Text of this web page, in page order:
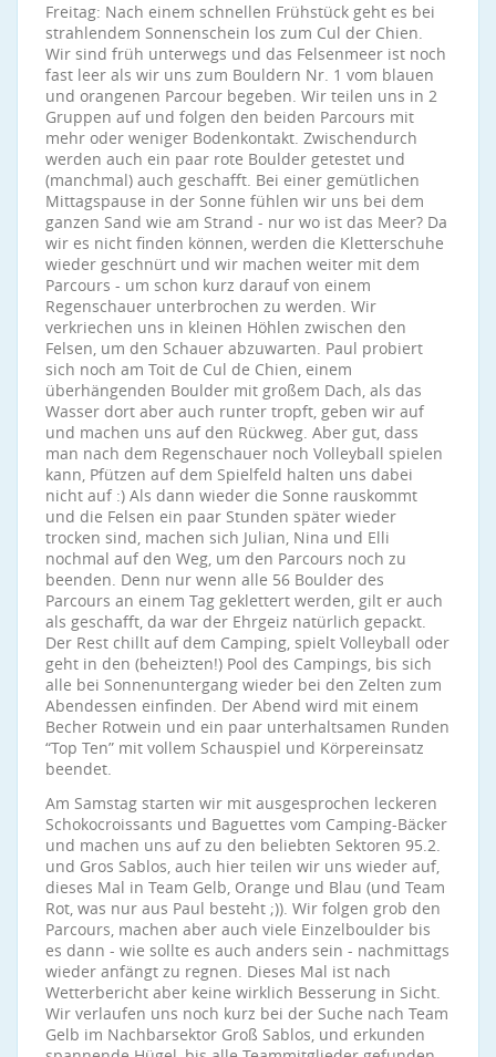
Freitag: Nach einem schnellen Frühstück geht es bei
strahlendem Sonnenschein los zum Cul der Chien.
Wir sind früh unterwegs und das Felsenmeer ist noch
fast leer als wir uns zum Bouldern Nr. 1 vom blauen
und orangenen Parcour begeben. Wir teilen uns in 2
Gruppen auf und folgen den beiden Parcours mit
mehr oder weniger Bodenkontakt. Zwischendurch
werden auch ein paar rote Boulder getestet und
(manchmal) auch geschafft. Bei einer gemütlichen
Mittagspause in der Sonne fühlen wir uns bei dem
ganzen Sand wie am Strand - nur wo ist das Meer? Da
wir es nicht finden können, werden die Kletterschuhe
wieder geschnürt und wir machen weiter mit dem
Parcours - um schon kurz darauf von einem
Regenschauer unterbrochen zu werden. Wir
verkriechen uns in kleinen Höhlen zwischen den
Felsen, um den Schauer abzuwarten. Paul probiert
sich noch am Toit de Cul de Chien, einem
überhängenden Boulder mit großem Dach, als das
Wasser dort aber auch runter tropft, geben wir auf
und machen uns auf den Rückweg. Aber gut, dass
man nach dem Regenschauer noch Volleyball spielen
kann, Pfützen auf dem Spielfeld halten uns dabei
nicht auf :) Als dann wieder die Sonne rauskommt
und die Felsen ein paar Stunden später wieder
trocken sind, machen sich Julian, Nina und Elli
nochmal auf den Weg, um den Parcours noch zu
beenden. Denn nur wenn alle 56 Boulder des
Parcours an einem Tag geklettert werden, gilt er auch
als geschafft, da war der Ehrgeiz natürlich gepackt.
Der Rest chillt auf dem Camping, spielt Volleyball oder
geht in den (beheizten!) Pool des Campings, bis sich
alle bei Sonnenuntergang wieder bei den Zelten zum
Abendessen einfinden. Der Abend wird mit einem
Becher Rotwein und ein paar unterhaltsamen Runden
“Top Ten” mit vollem Schauspiel und Körpereinsatz
beendet.
Am Samstag starten wir mit ausgesprochen leckeren
Schokocroissants und Baguettes vom Camping-Bäcker
und machen uns auf zu den beliebten Sektoren 95.2.
und Gros Sablos, auch hier teilen wir uns wieder auf,
dieses Mal in Team Gelb, Orange und Blau (und Team
Rot, was nur aus Paul besteht ;)). Wir folgen grob den
Parcours, machen aber auch viele Einzelboulder bis
es dann - wie sollte es auch anders sein - nachmittags
wieder anfängt zu regnen. Dieses Mal ist nach
Wetterbericht aber keine wirklich Besserung in Sicht.
Wir verlaufen uns noch kurz bei der Suche nach Team
Gelb im Nachbarsektor Groß Sablos, und erkunden